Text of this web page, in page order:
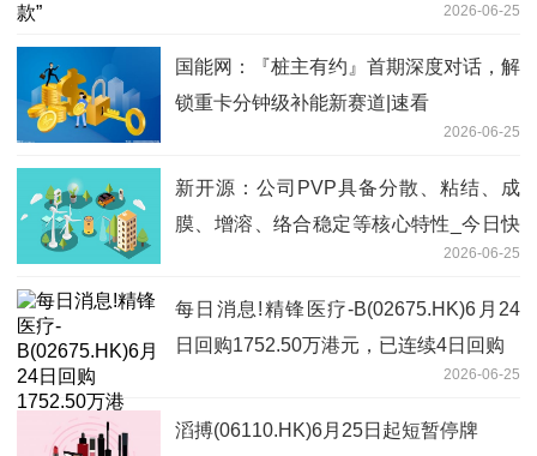
2026-06-25
国能网：『桩主有约』首期深度对话，解
锁重卡分钟级补能新赛道|速看
2026-06-25
新开源：公司PVP具备分散、粘结、成
膜、增溶、络合稳定等核心特性_今日快
2026-06-25
每日消息!精锋医疗-B(02675.HK)6月24
日回购1752.50万港元，已连续4日回购
2026-06-25
滔搏(06110.HK)6月25日起短暂停牌